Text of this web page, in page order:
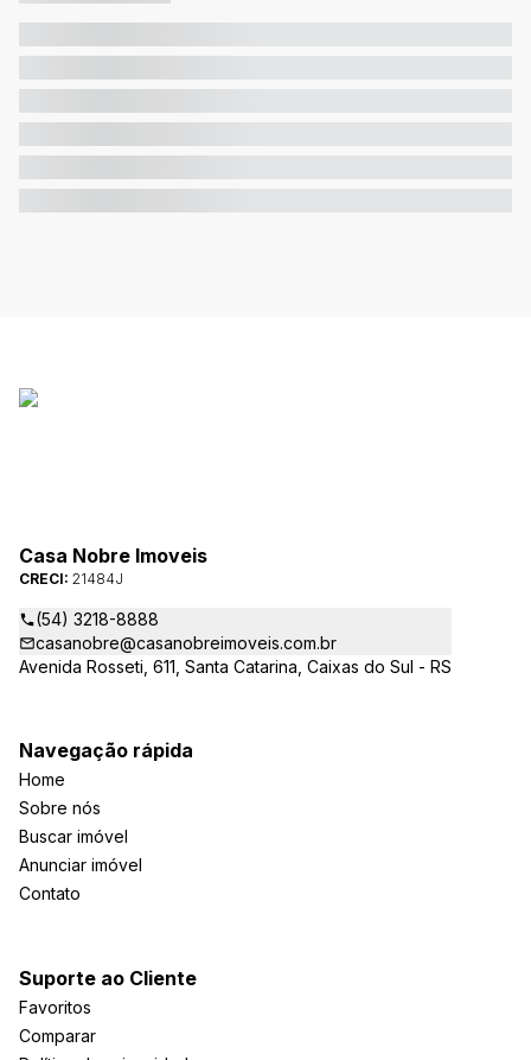
Casa Nobre Imoveis
CRECI: 21484J
(54) 3218-8888
casanobre@casanobreimoveis.com.br
Avenida Rosseti, 611, Santa Catarina, Caixas do Sul - RS
Navegação rápida
Home
Sobre nós
Buscar imóvel
Anunciar imóvel
Contato
Suporte ao Cliente
Favoritos
Comparar